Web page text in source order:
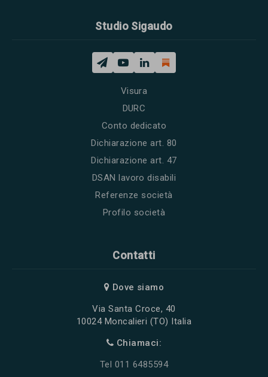
Studio Sigaudo
Visura
DURC
Conto dedicato
Dichiarazione art. 80
Dichiarazione art. 47
DSAN lavoro disabili
Referenze società
Profilo società
Contatti
Dove siamo
Via Santa Croce, 40
10024 Moncalieri (TO) Italia
Chiamaci:
Tel 011 6485594